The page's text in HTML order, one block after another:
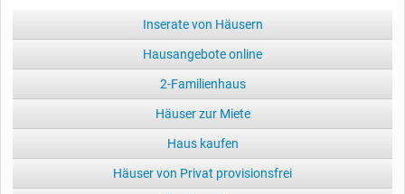
Inserate von Häusern
Hausangebote online
2-Familienhaus
Häuser zur Miete
Haus kaufen
Häuser von Privat provisionsfrei